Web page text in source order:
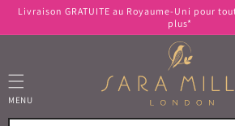
passer
au
Livraison GRATUITE au Royaume-Uni pour
plus*
MENU